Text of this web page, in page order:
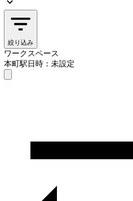
絞り込み
ワークスペース
本町駅日時：未設定